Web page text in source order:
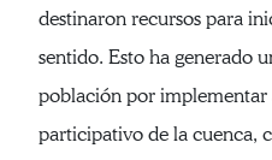
destinaron recursos para
sentido. Esto ha generado
población por implementar
participativo de la cuenca,